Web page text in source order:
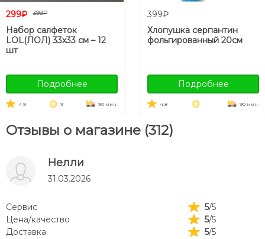
299₽ 399₽
Набор салфеток
LOL(ЛОЛ) 33х33 см – 12
шт
Подробнее
4.9 9 90 мин.
399₽
Хлопушка серпантин
фольгированный 20см
Подробнее
4.8 90 мин.
Отзывы о магазине (312)
Нелли
31.03.2026
Сервис 5/5
Цена/качество
5/5
Доставка
5/5